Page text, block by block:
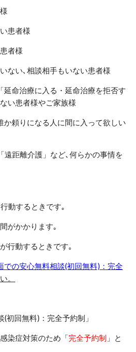
患者様
者様
ない､相談相手もいない患者様
延命治療に入る・延命治療を拒否す
い患者様やご家族様
か頼りになる人に間に入って欲しい
遠距離介護」など､何らかの事情を
動するときです｡
がかかります｡
行動するときです｡
での安心無料相談(初回無料)：完全
。
(初回無料)：完全予約制」
染症対策のため「完全予約制 」と